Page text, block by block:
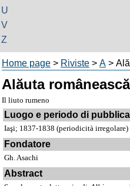
U
V
Z
Home page > Riviste > A >
Alăuta românească
Il liuto rumeno
Luogo e periodo di
Iaşi; 1837-1838 (periodicità irregolare)
Fondatore
Gh. Asachi
Abstract